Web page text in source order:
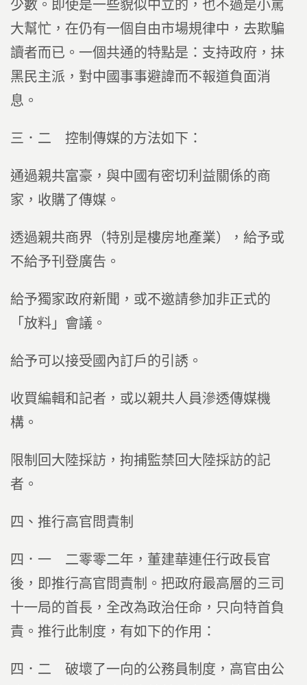
少數。即使是一些貌似中立的，也不過是小罵
大幫忙，在仍有一個自由市場規律中，去欺騙
讀者而已。一個共通的特點是：支持政府，抹
黑民主派，對中國事事避諱而不報道負面消
息。
三．二 控制傳媒的方法如下：
通過親共富豪，與中國有密切利益關係的商
家，收購了傳媒。
透過親共商界（特別是樓房地產業），給予或
不給予刊登廣告。
給予獨家政府新聞，或不邀請參加非正式的
「放料」會議。
給予可以接受國內訂戶的引誘。
收買編輯和記者，或以親共人員滲透傳媒機
構。
限制回大陸採訪，拘捕監禁回大陸採訪的記
者。
四、推行高官問責制
四．一 二零零二年，董建華連任行政長官
後，即推行高官問責制。把政府最高層的三司
十一局的首長，全改為政治任命，只向特首負
責。推行此制度，有如下的作用：
四．二 破壞了一向的公務員制度，高官由公